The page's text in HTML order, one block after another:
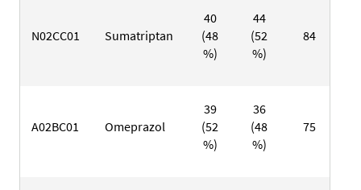
N02CC01 Sumatriptan
40
(48
%)
44
(52
%)
84
A02BC01 Omeprazol
39
(52
%)
36
(48
%)
75